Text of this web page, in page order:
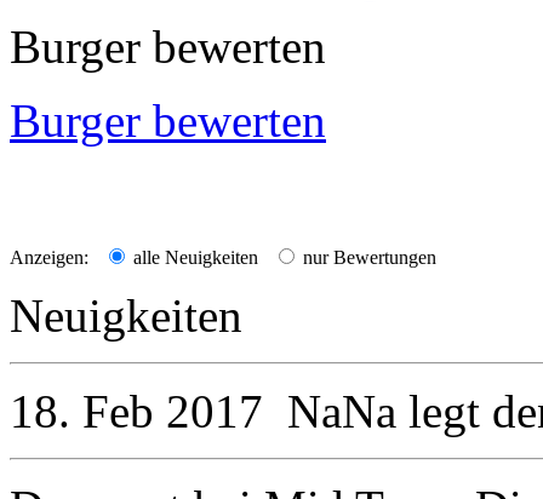
Burger bewerten
Burger bewerten
Anzeigen: alle Neuigkeiten nur Bewertungen
Neuigkeiten
18. Feb 2017 NaNa legt